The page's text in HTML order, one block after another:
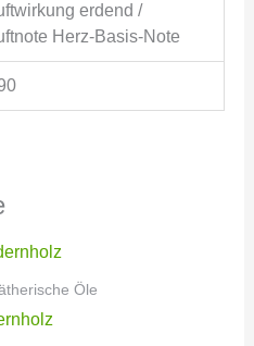
erdend /
Herz-Basis-Note
Öle